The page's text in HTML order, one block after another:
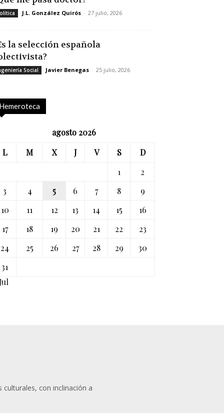
J.L. González Quirós - 27 julio, 2026
la selección española
Social Javier Benegas - 25 julio, 2026
Hemeroteca
agosto 2026
L
M X J V S
D
1
2
3
4 5 6 7 8
9
10
11 12 13 14 15
16
17
18 19 20 21 22
23
24
25 26 27 28 29
30
31
con inclinación a